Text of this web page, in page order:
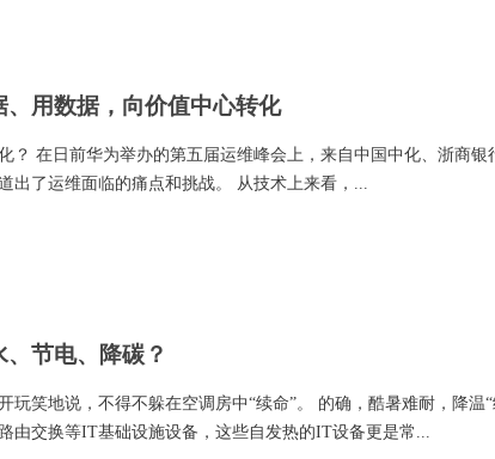
用数据，向价值中心转化
？ 在日前华为举办的第五届运维峰会上，来自中国中化、浙商银
出了运维面临的痛点和挑战。 从技术上来看，...
节电、降碳？
玩笑地说，不得不躲在空调房中“续命”。 的确，酷暑难耐，降温
由交换等IT基础设施设备，这些自发热的IT设备更是常...